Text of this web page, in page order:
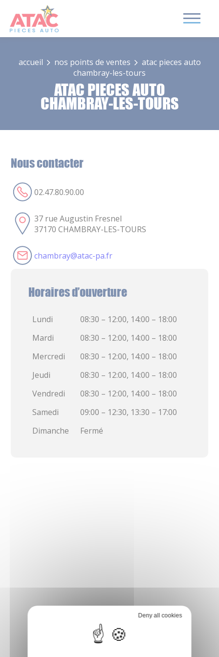
contenu
accueil nos points de ventes
atac pieces auto
chambray-les-tours
ATAC PIECES AUTO
CHAMBRAY-LES-TOURS
Nous contacter
02.47.80.90.00
37 rue Augustin Fresnel
37170 CHAMBRAY-LES-TOURS
chambray@atac-pa.fr
Horaires d’ouverture
Lundi
08:30 – 12:00, 14:00 – 18:00
Mardi
08:30 – 12:00, 14:00 – 18:00
Mercredi
08:30 – 12:00, 14:00 – 18:00
Jeudi
08:30 – 12:00, 14:00 – 18:00
Vendredi
08:30 – 12:00, 14:00 – 18:00
Samedi
09:00 – 12:30, 13:30 – 17:00
Dimanche
Fermé
Deny all cookies